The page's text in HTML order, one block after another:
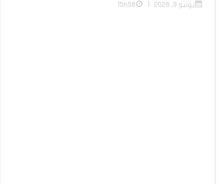
يونيو 3, 2026 15h58